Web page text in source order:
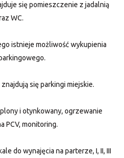
się pomieszczenie z jadalnią
WC.
istnieje możliwość wykupienia
się parkingi miejskie.
i otynkowany, ogrzewanie
PCV, monitoring.
do wynajęcia na parterze, I, II, III